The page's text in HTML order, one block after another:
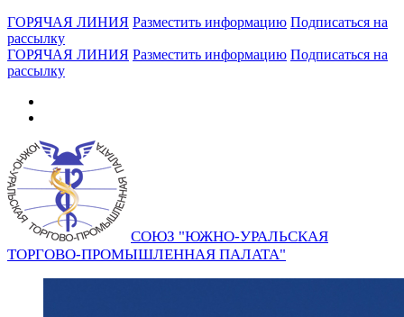
ГОРЯЧАЯ ЛИНИЯ Разместить информацию Подписаться на
рассылку
ГОРЯЧАЯ ЛИНИЯ Разместить информацию Подписаться на
рассылку
СОЮЗ "ЮЖНО-УРАЛЬСКАЯ
ТОРГОВО-ПРОМЫШЛЕННАЯ ПАЛАТА"